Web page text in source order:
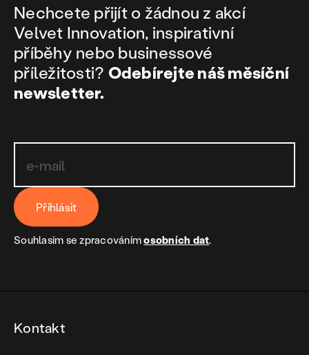
Nechcete přijít o žádnou z akcí
Velvet Innovation, inspirativní
příběhy nebo businessové
příležitosti? Odebírejte náš měsíční
newsletter.
Přihlásit
Souhlasím se zpracovánímosobních dat.
Kontakt